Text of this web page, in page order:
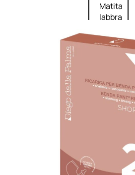
Matita
labbra
Balsamo
CC
Cream
viso